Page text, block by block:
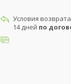
14 дней по